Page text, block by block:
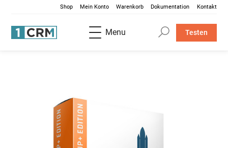
Shop Mein Konto Warenkorb Dokumentation Kontakt
Menu Testen